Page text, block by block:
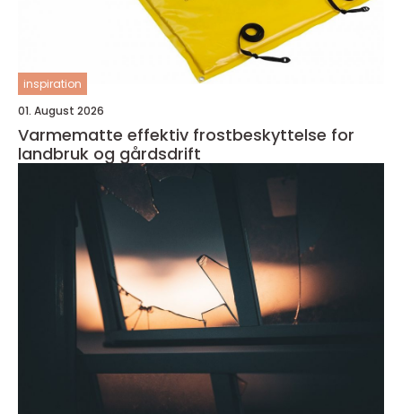
inspiration
01. August 2026
Varmematte effektiv frostbeskyttelse for
landbruk og gårdsdrift